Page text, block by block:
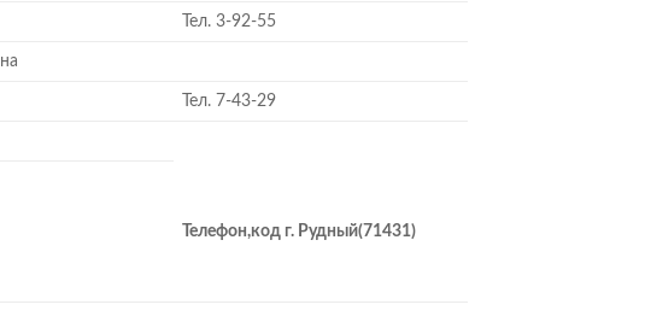
Тел. 3-92-55
Тел. 7-43-29
Телефон,код г. Рудный(71431)